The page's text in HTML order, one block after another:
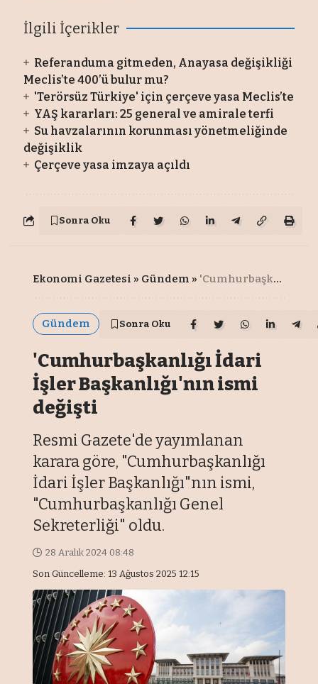
İlgili İçerikler
Referanduma gitmeden, Anayasa değişikliği
Meclis’te 400’ü bulur mu?
'Terörsüz Türkiye' için çerçeve yasa Meclis’te
YAŞ kararları: 25 general ve amirale terfi
Su havzalarının korunması yönetmeliğinde
değişiklik
Çerçeve yasa imzaya açıldı
Sonra Oku
Ekonomi Gazetesi » Gündem » 'Cumhurbaşkanlığı İdari İşler Başkanlığı'nın ismi değişti
Gündem Sonra Oku
'Cumhurbaşkanlığı İdari
İşler Başkanlığı'nın ismi
değişti
Resmi Gazete'de yayımlanan
karara göre, "Cumhurbaşkanlığı
İdari İşler Başkanlığı"nın ismi,
"Cumhurbaşkanlığı Genel
Sekreterliği" oldu.
Son Güncelleme: 13 Ağustos 2025 12:15
28 Aralık 2024 08:48